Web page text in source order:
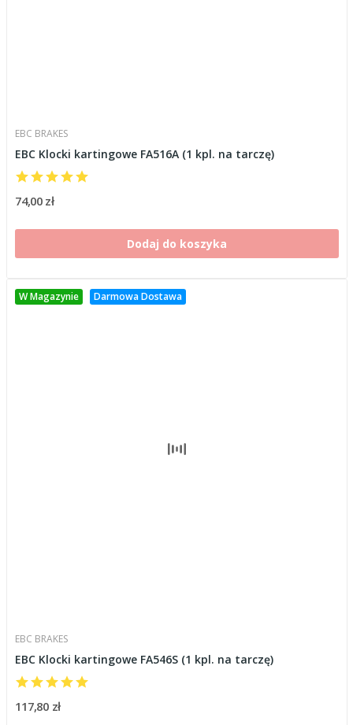
EBC BRAKES
EBC Klocki kartingowe FA516A (1 kpl. na tarczę)
74,00 zł
Dodaj do koszyka
W Magazynie Darmowa Dostawa
EBC BRAKES
EBC Klocki kartingowe FA546S (1 kpl. na tarczę)
117,80 zł